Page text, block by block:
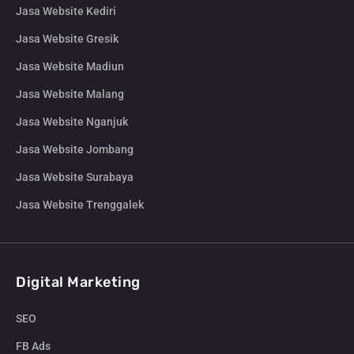
Jasa Website Kediri
Jasa Website Gresik
Jasa Website Madiun
Jasa Website Malang
Jasa Website Nganjuk
Jasa Website Jombang
Jasa Website Surabaya
Jasa Website Trenggalek
Digital Marketing
SEO
FB Ads